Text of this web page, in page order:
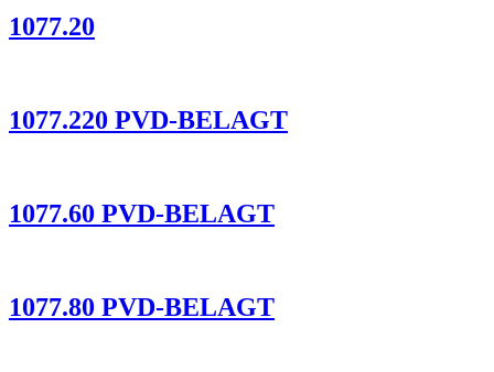
1077.20
1077.220 PVD-BELAGT
1077.60 PVD-BELAGT
1077.80 PVD-BELAGT